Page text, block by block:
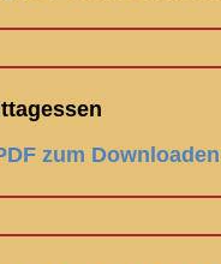
zum Downloaden